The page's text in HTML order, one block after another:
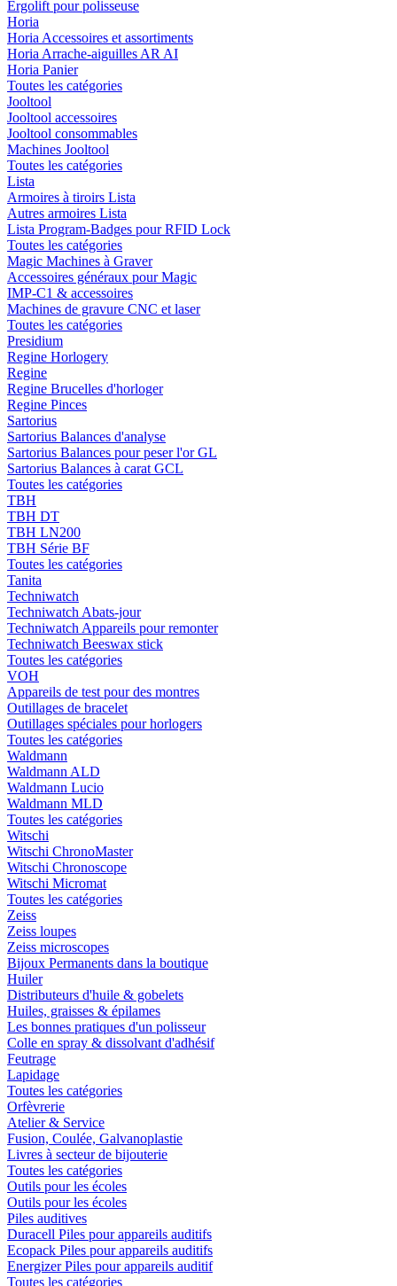
Ergolift pour polisseuse
Horia
Horia Accessoires et assortiments
Horia Arrache-aiguilles AR AI
Horia Panier
Toutes les catégories
Jooltool
Jooltool accessoires
Jooltool consommables
Machines Jooltool
Toutes les catégories
Lista
Armoires à tiroirs Lista
Autres armoires Lista
Lista Program-Badges pour RFID Lock
Toutes les catégories
Magic Machines à Graver
Accessoires généraux pour Magic
IMP-C1 & accessoires
Machines de gravure CNC et laser
Toutes les catégories
Presidium
Regine Horlogery
Regine
Regine Brucelles d'horloger
Regine Pinces
Sartorius
Sartorius Balances d'analyse
Sartorius Balances pour peser l'or GL
Sartorius Balances à carat GCL
Toutes les catégories
TBH
TBH DT
TBH LN200
TBH Série BF
Toutes les catégories
Tanita
Techniwatch
Techniwatch Abats-jour
Techniwatch Appareils pour remonter
Techniwatch Beeswax stick
Toutes les catégories
VOH
Appareils de test pour des montres
Outillages de bracelet
Outillages spéciales pour horlogers
Toutes les catégories
Waldmann
Waldmann ALD
Waldmann Lucio
Waldmann MLD
Toutes les catégories
Witschi
Witschi ChronoMaster
Witschi Chronoscope
Witschi Micromat
Toutes les catégories
Zeiss
Zeiss loupes
Zeiss microscopes
Bijoux Permanents dans la boutique
Huiler
Distributeurs d'huile & gobelets
Huiles, graisses & épilames
Les bonnes pratiques d'un polisseur
Colle en spray & dissolvant d'adhésif
Feutrage
Lapidage
Toutes les catégories
Orfèvrerie
Atelier & Service
Fusion, Coulée, Galvanoplastie
Livres à secteur de bijouterie
Toutes les catégories
Outils pour les écoles
Outils pour les écoles
Piles auditives
Duracell Piles pour appareils auditifs
Ecopack Piles pour appareils auditifs
Energizer Piles pour appareils auditif
Toutes les catégories